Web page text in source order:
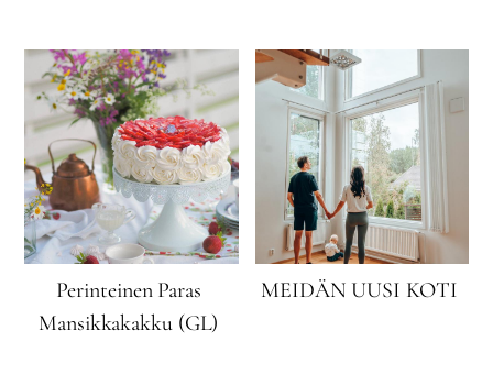
Perinteinen Paras
Mansikkakakku (GL)
MEIDÄN UUSI KOTI